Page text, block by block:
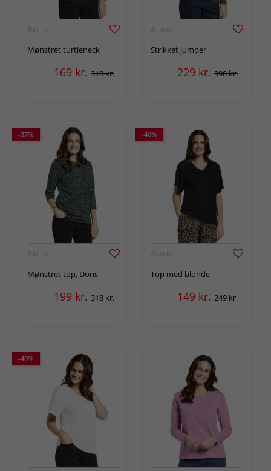
ÅSHILD
Mønstret turtleneck
169 kr. 318 kr.
ÅSHILD
Strikket jumper
229 kr. 398 kr.
-37%
ÅSHILD
Mønstret top, Doris
199 kr. 318 kr.
-40%
ÅSHILD
Top med blonde
149 kr. 249 kr.
-40%